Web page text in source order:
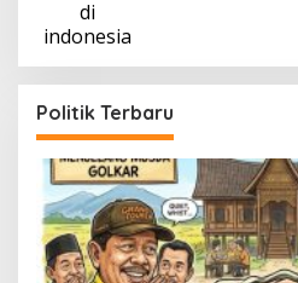
Politik Terbaru